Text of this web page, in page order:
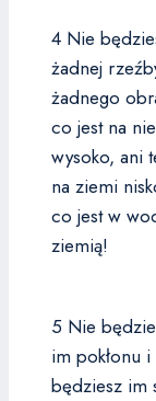
4 Nie
żadnej
żadnego
co jest na
wysoko, ani
na ziemi
co jest w
ziemią!
5 Nie
im pokłonu i
będziesz im